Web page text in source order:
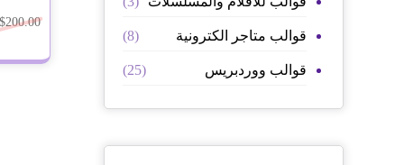
$200.00
قوالب متاجر الكترونية (8)
قوالب ووردبريس (25)